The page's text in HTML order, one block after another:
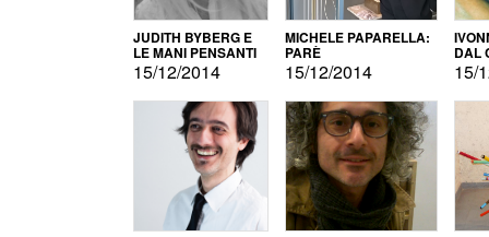
JUDITH BYBERG E
LE MANI PENSANTI
15/12/2014
MICHELE PAPARELLA:
PARÈ
15/12/2014
DAL
15/